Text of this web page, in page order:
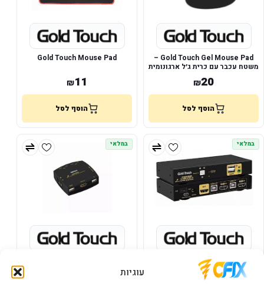
עוגיות
Gold Touch Gel Mouse Pad –
משטח עכבר עם כרית ג׳ל ארגונומית
₪20
הוסף לסל
Gold Touch Mouse Pad
₪11
הוסף לסל
במלאי
KVM SWITCH 2 ports HDMI 2.0
GOLD TOUCH
356
במלאי
KVM Wired Remote Switch With
Cables 4k@60Hz GOLD TOUCH